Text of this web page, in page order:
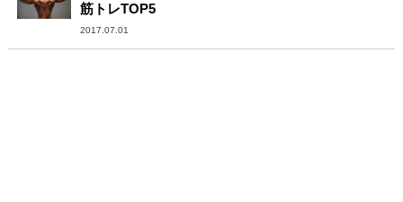
筋トレTOP5
2017.07.01